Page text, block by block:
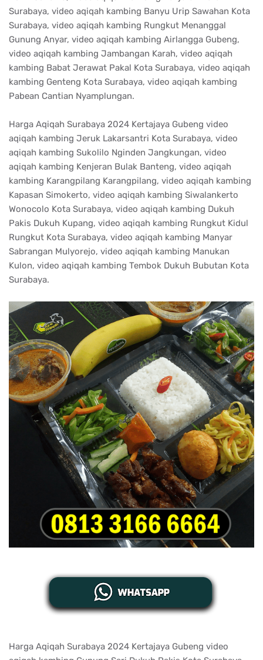
Surabaya, video aqiqah kambing Banyu Urip Sawahan Kota
Surabaya, video aqiqah kambing Rungkut Menanggal
Gunung Anyar, video aqiqah kambing Airlangga Gubeng,
video aqiqah kambing Jambangan Karah, video aqiqah
kambing Babat Jerawat Pakal Kota Surabaya, video aqiqah
kambing Genteng Kota Surabaya, video aqiqah kambing
Pabean Cantian Nyamplungan.
Harga Aqiqah Surabaya 2024 Kertajaya Gubeng video
aqiqah kambing Jeruk Lakarsantri Kota Surabaya, video
aqiqah kambing Sukolilo Nginden Jangkungan, video
aqiqah kambing Kenjeran Bulak Banteng, video aqiqah
kambing Karangpilang Karangpilang, video aqiqah kambing
Kapasan Simokerto, video aqiqah kambing Siwalankerto
Wonocolo Kota Surabaya, video aqiqah kambing Dukuh
Pakis Dukuh Kupang, video aqiqah kambing Rungkut Kidul
Rungkut Kota Surabaya, video aqiqah kambing Manyar
Sabrangan Mulyorejo, video aqiqah kambing Manukan
Kulon, video aqiqah kambing Tembok Dukuh Bubutan Kota
Surabaya.
Harga Aqiqah Surabaya 2024 Kertajaya Gubeng video